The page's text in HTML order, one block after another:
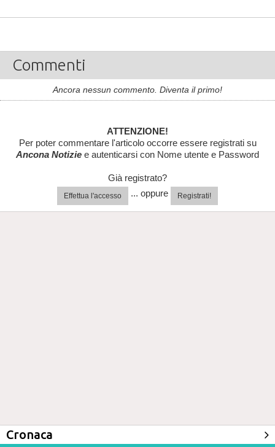
Commenti
Ancora nessun commento. Diventa il primo!
ATTENZIONE!
Per poter commentare l'articolo occorre essere registrati su
Ancona Notizie e autenticarsi con Nome utente e Password
Già registrato?
Effettua l'accesso ... oppure Registrati!
Cronaca